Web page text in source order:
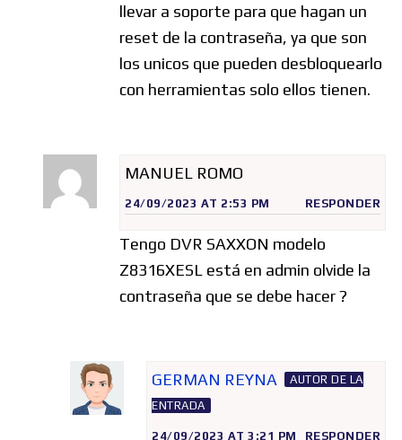
llevar a soporte para que hagan un
reset de la contraseña, ya que son
los unicos que pueden desbloquearlo
con herramientas solo ellos tienen.
MANUEL ROMO
24/09/2023 AT 2:53 PM RESPONDER
Tengo DVR SAXXON modelo
Z8316XESL está en admin olvide la
contraseña que se debe hacer ?
GERMAN REYNA
AUTOR DE LA
ENTRADA
24/09/2023 AT 3:21 PM RESPONDER